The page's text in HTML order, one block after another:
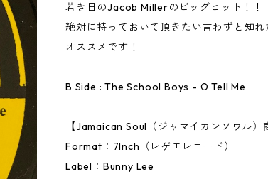
若き日のJacob Millerのビッグヒット！！
絶対に持っておいて頂きたい言わずと知れ
オススメです！
B Side : The School Boys - O Tell Me
【Jamaican Soul（ジャマイカンソウル）
Format：7Inch（レゲエレコード）
Label：Bunny Lee